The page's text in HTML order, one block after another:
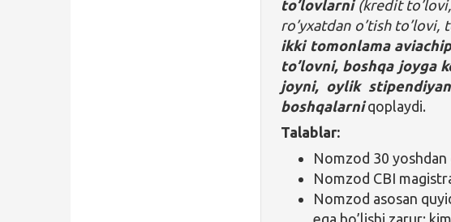
to’lovlarni (kredit
ro’yxatdan o’tish
ikki tomonlama
to’lovni, boshqa joyga
joyni, oylik
boshqalarniqoplaydi.
Talablar:
Nomzod 30 yoshdan
Nomzod CBI
Nomzod asosan
ega bo’lishi zarur: